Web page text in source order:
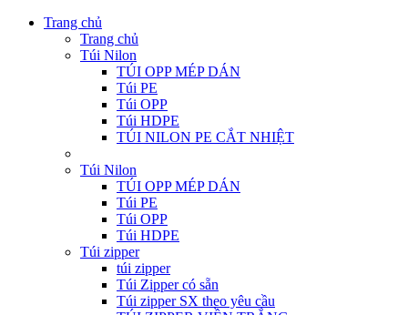
Trang chủ
Trang chủ
Túi Nilon
TÚI OPP MÉP DÁN
Túi PE
Túi OPP
Túi HDPE
TÚI NILON PE CẮT NHIỆT
Túi Nilon
TÚI OPP MÉP DÁN
Túi PE
Túi OPP
Túi HDPE
Túi zipper
túi zipper
Túi Zipper có sẵn
Túi zipper SX theo yêu cầu